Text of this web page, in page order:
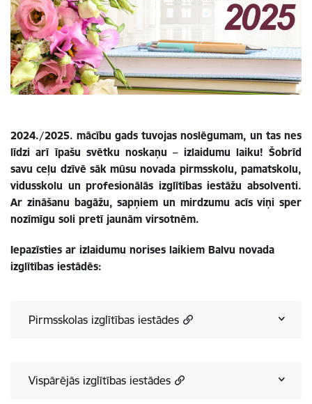
2024./2025. mācību gads tuvojas noslēgumam, un tas nes
līdzi arī īpašu svētku noskaņu – izlaidumu laiku! Šobrīd
savu ceļu dzīvē sāk mūsu novada pirmsskolu, pamatskolu,
vidusskolu un profesionālās izglītības iestāžu absolventi.
Ar zināšanu bagāžu, sapņiem un mirdzumu acīs viņi sper
nozīmīgu soli pretī jaunām virsotnēm.
Iepazīsties ar izlaidumu norises laikiem Balvu novada
izglītības iestādēs:
Pirmsskolas izglītības iestādes
Vispārējās izglītības iestādes